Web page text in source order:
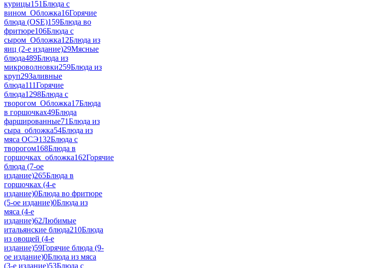
курицы151Блюда с
вином_Обложка16Горячие
блюда (OSE)159Блюда во
фритюре106Блюда с
сыром_Обложка12Блюда из
яиц (2-е издание)29Мясные
блюда489Блюда из
микроволновки259Блюда из
круп29Заливные
блюда111Горячие
блюда1298Блюда с
творогом_Обложка17Блюда
в горшочках49Блюда
фаршированные71Блюда из
сыра_обложка54Блюда из
мяса ОСЭ132Блюда с
творогом168Блюда в
горшочках_обложка162Горячие
блюда (7-ое
издание)265Блюда в
горшочках (4-е
издание)0Блюда во фритюре
(5-ое издание)0Блюда из
мяса (4-е
издание)62Любимые
итальянские блюда210Блюда
из овощей (4-е
издание)59Горячие блюда (9-
ое издание)0Блюда из мяса
(3-е издание)53Блюда с